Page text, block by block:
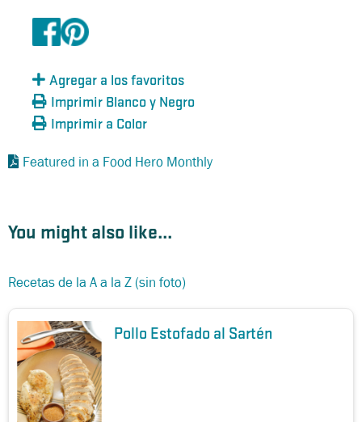
Agregar a los favoritos
Imprimir Blanco y Negro
Imprimir a Color
Featured in a Food Hero Monthly
You might also like...
Recetas de la A a la Z (sin foto)
Pollo Estofado al Sartén